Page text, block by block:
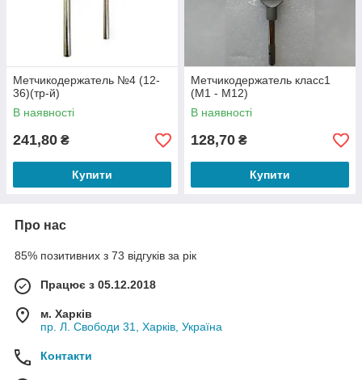
Метчикодержатель №4 (12-
36)(тр-й)
В наявності
241,80 ₴
Купити
Метчикодержатель класс1
(М1 - М12)
В наявності
128,70 ₴
Купити
Про нас
85% позитивних з 73 відгуків за рік
Працює з 05.12.2018
м. Харків
пр. Л. Свободи 31, Харків, Україна
Контакти